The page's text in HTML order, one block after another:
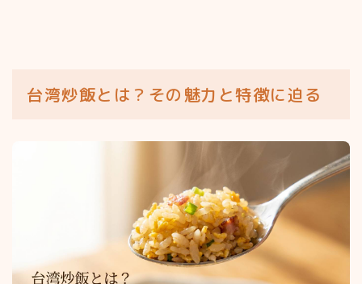
台湾炒飯とは？その魅力と特徴に迫る